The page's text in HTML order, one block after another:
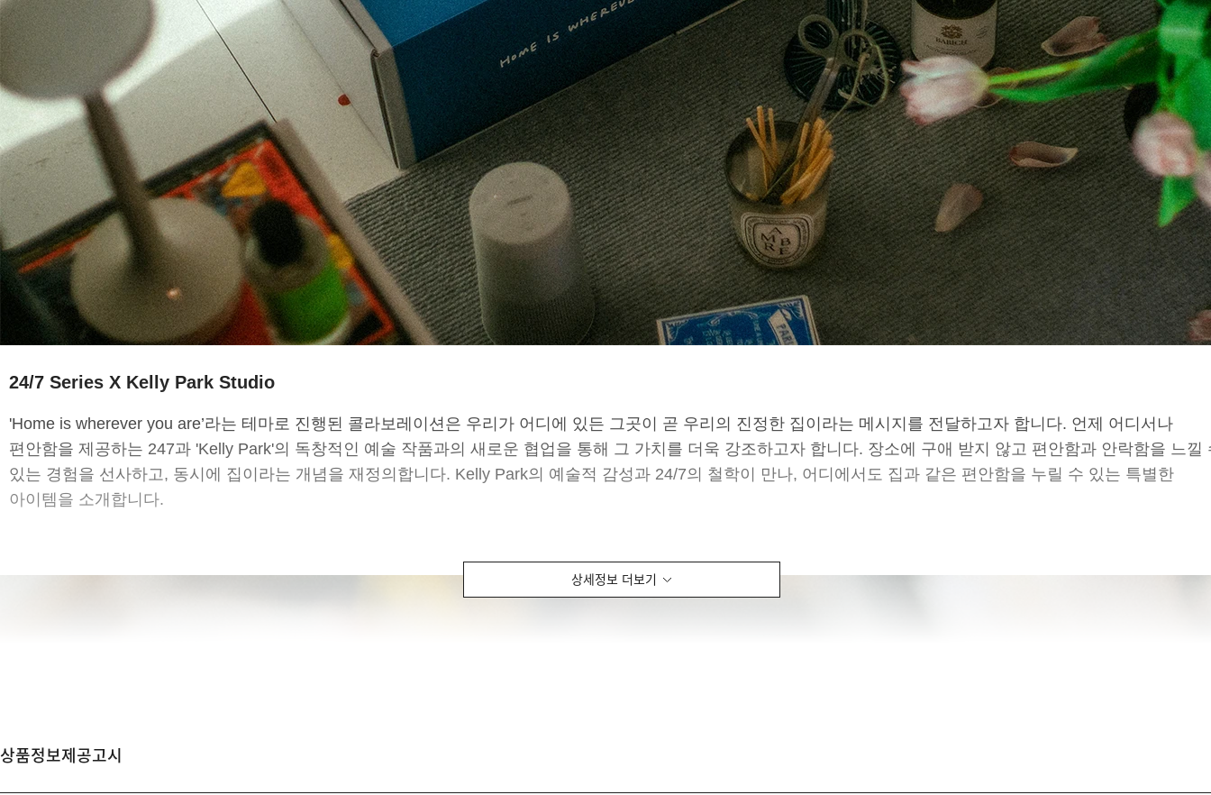
상세정보 더보기
24/7 Series X Kelly Park Studio
'Home is wherever you are’라는 테마로 진행된 콜라보레이션은 우리가 어디에 있든 그곳이 곧 우리의 진정한 집이라는 메시지를 전달하고자 합니다. 언제 어디서나
편안함을 제공하는 247과 'Kelly Park'의 독창적인 예술 작품과의 새로운 협업을 통해 그 가치를 더욱 강조하고자 합니다. 장소에 구애 받지 않고 편안함과 안락함을 느낄
있는 경험을 선사하고, 동시에 집이라는 개념을 재정의합니다. Kelly Park의 예술적 감성과 24/7의 철학이 만나, 어디에서도 집과 같은 편안함을 누릴 수 있는 특별한
아이템을 소개합니다.
상품정보제공고시